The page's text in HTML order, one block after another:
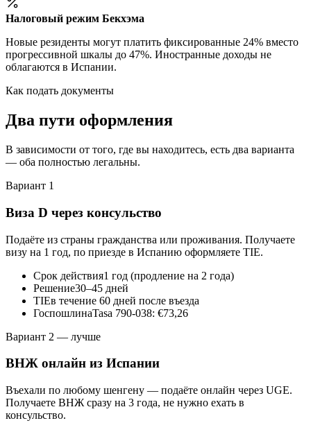
Налоговый режим Бекхэма
Новые резиденты могут платить фиксированные 24% вместо
прогрессивной шкалы до 47%. Иностранные доходы не
облагаются в Испании.
Как подать документы
Два пути оформления
В зависимости от того, где вы находитесь, есть два варианта
— оба полностью легальны.
Вариант 1
Виза D через консульство
Подаёте из страны гражданства или проживания. Получаете
визу на 1 год, по приезде в Испанию оформляете TIE.
Срок действия1 год (продление на 2 года)
Решение30–45 дней
TIEв течение 60 дней после въезда
ГоспошлинаTasa 790-038: €73,26
Вариант 2 — лучше
ВНЖ онлайн из Испании
Въехали по любому шенгену — подаёте онлайн через UGE.
Получаете ВНЖ сразу на 3 года, не нужно ехать в
консульство.